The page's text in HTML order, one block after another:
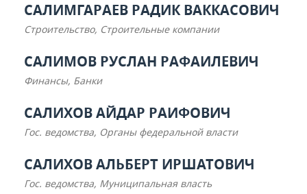
САЛИМГАРАЕВ РАДИК ВАККАСОВИЧ
Строительство, Строительные компании
САЛИМОВ РУСЛАН РАФАИЛЕВИЧ
Финансы, Банки
САЛИХОВ АЙДАР РАИФОВИЧ
Гос. ведомства, Органы федеральной власти
САЛИХОВ АЛЬБЕРТ ИРШАТОВИЧ
Гос. ведомства, Муниципальная власть